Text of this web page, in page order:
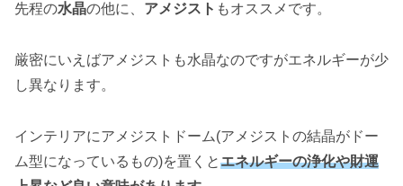
先程の水晶の他に、 アメジスト もオススメです。
厳密にいえばアメジストも水晶なのですがエネルギーが少
し異なります。
インテリアにアメジストドーム(アメジストの結晶がドー
ム型になっているもの)を置くとエネルギーの浄化や財運